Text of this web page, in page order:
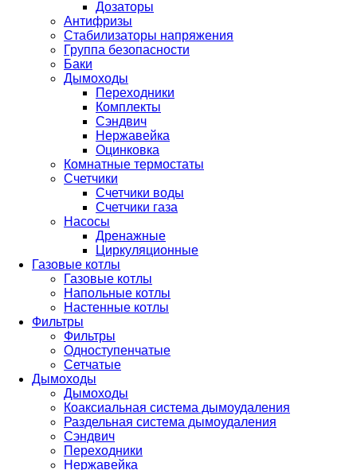
Дозаторы
Антифризы
Стабилизаторы напряжения
Группа безопасности
Баки
Дымоходы
Переходники
Комплекты
Сэндвич
Нержавейка
Оцинковка
Комнатные термостаты
Счетчики
Счетчики воды
Счетчики газа
Насосы
Дренажные
Циркуляционные
Газовые котлы
Газовые котлы
Напольные котлы
Настенные котлы
Фильтры
Фильтры
Одноступенчатые
Сетчатые
Дымоходы
Дымоходы
Коаксиальная система дымоудаления
Раздельная система дымоудаления
Сэндвич
Переходники
Нержавейка